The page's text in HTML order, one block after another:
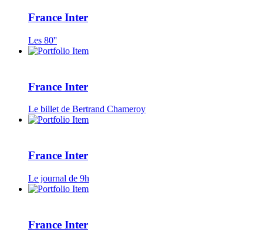
France Inter
Les 80''
France Inter
Le billet de Bertrand Chameroy
France Inter
Le journal de 9h
France Inter